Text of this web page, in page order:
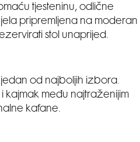
tjesteninu, odlične
pripremljena na moderan
stol unaprijed.
jedan od najboljih izbora.
kajmak među najtraženijim
kafane.